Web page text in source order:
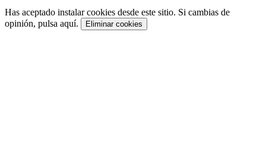
Has aceptado instalar cookies desde este sitio. Si cambias de
opinión, pulsa aquí.
Eliminar cookies